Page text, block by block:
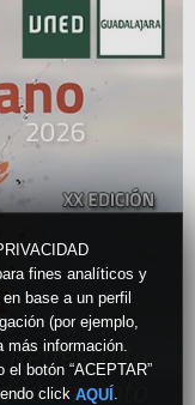
fines analíticos y
base a un perfil
(por ejemplo,
más información.
botón “ACEPTAR”
click AQUÍ